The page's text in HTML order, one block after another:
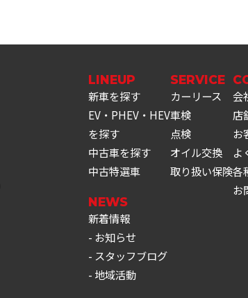
LINEUP
新車を探す
EV・PHEV・HEV
を探す
中古車を探す
中古特選車
NEWS
新着情報
お知らせ
スタッフブログ
地域活動
SERVICE
カーリース
車検
点検
オイル交換
取り扱い保険
会
店
お
よ
各
お